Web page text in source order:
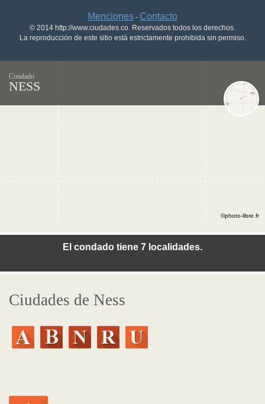
Menciones - Contacto
© 2014 http://www.ciudades.co. Reservados todos los derechos.
La reproducción de este sitio está estrictamente prohibida sin permiso.
Condado
NESS
El condado tiene 7 localidades.
©photo-libre.fr
Ciudades de Ness